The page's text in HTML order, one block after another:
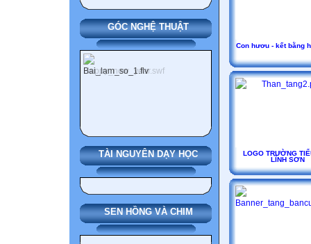
GÓC NGHỆ THUẬT
TÀI NGUYÊN DẠY HỌC
SEN HỒNG VÀ CHIM
Con hươu - kết bằng
LOGO TRƯỜNG
LĨNH SƠN